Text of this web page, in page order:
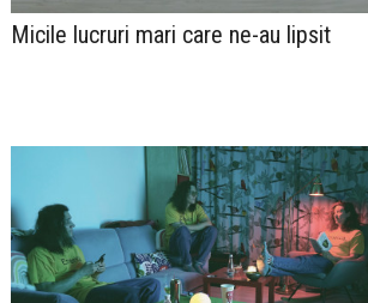
Micile lucruri mari care ne-au lipsit